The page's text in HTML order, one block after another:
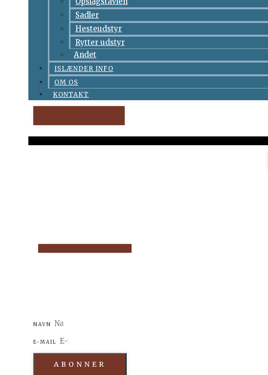
Sadler
Hesteudstyr
Rytter udstyr
Andet
ISLÆNDER INFO
OM OS
KONTAKT
NAVN
E-MAIL
ABONNER